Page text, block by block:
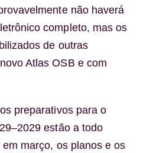
não haverá
completo, mas os
de outras
Atlas OSB e com
preparativos para o
estão a todo
março, os planos e os